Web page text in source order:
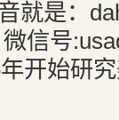
就是：
信号
开始研